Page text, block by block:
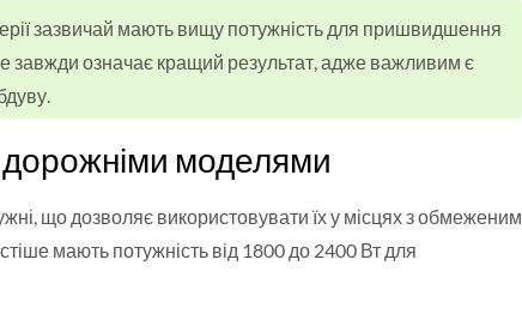
зазвичай мають вищу потужність для пришвидшення
завжди означає кращий результат, адже важливим є
дорожніми моделями
що дозволяє використовувати їх у місцях з обмеженим
мають потужність від 1800 до 2400 Вт для